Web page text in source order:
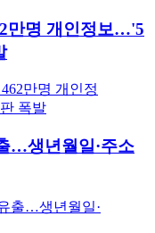
만명 개인정보…'5
…생년월일·주소